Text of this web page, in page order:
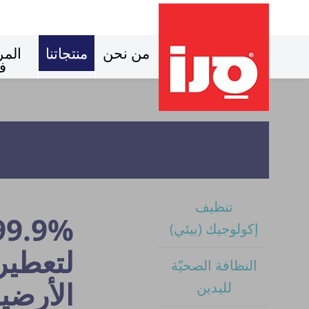
من نحن منتجاتنا
تنظيف
إكولوجيك (بيئي)
النظافة الصحيّة
لليدين